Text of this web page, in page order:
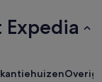
Overig